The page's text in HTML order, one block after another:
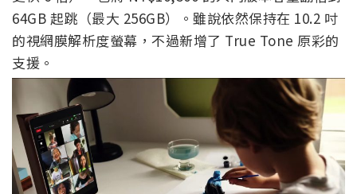
64GB 起跳（最大 256GB）。雖說依然保持在 10.2 吋
的視網膜解析度螢幕，不過新增了 True Tone 原彩的
支援。